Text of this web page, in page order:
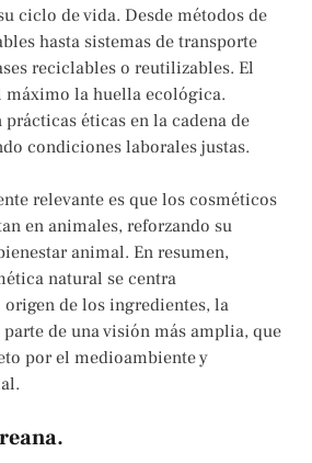
ciclo de vida. Desde métodos de
hasta sistemas de transporte
reciclables o reutilizables. El
máximo la huella ecológica.
éticas en la cadena de
condiciones laborales justas.
relevante es que los cosméticos
en animales, reforzando su
animal. En resumen,
natural se centra
de los ingredientes, la
de una visión más amplia, que
por el medioambiente y